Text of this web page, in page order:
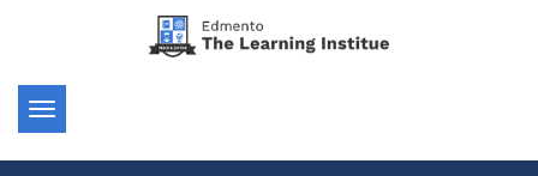
Toggle
navigation